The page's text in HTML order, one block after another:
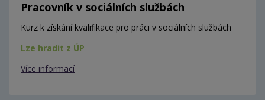
Pracovník v sociálních službách
Kurz k získání kvalifikace pro práci v sociálních službách
Lze hradit z ÚP
Více informací